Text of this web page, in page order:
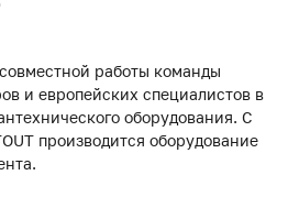
работы команды
и европейских специалистов в
оборудования. С
производится оборудование